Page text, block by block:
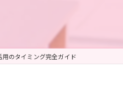
のタイミング完全ガイド